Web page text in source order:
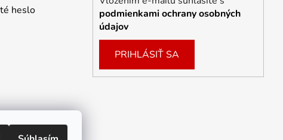
heslo
podmienkami ochrany osobných
údajov
PRIHLÁSIŤ SA